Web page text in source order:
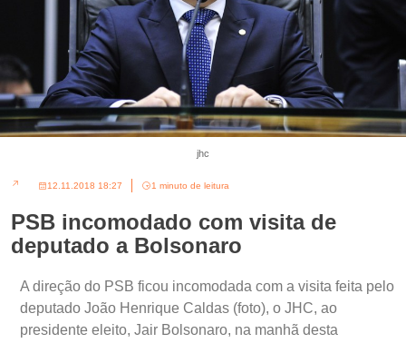
jhc
12.11.2018 18:27 1 minuto de leitura
PSB incomodado com visita de
deputado a Bolsonaro
A direção do PSB ficou incomodada com a visita feita pelo
deputado João Henrique Caldas (foto), o JHC, ao
presidente eleito, Jair Bolsonaro, na manhã desta